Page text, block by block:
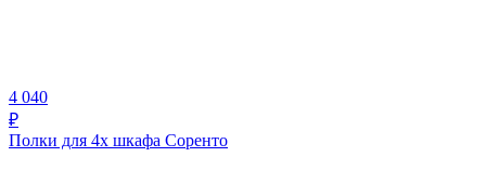
4 040
₽
Полки для 4х шкафа Соренто